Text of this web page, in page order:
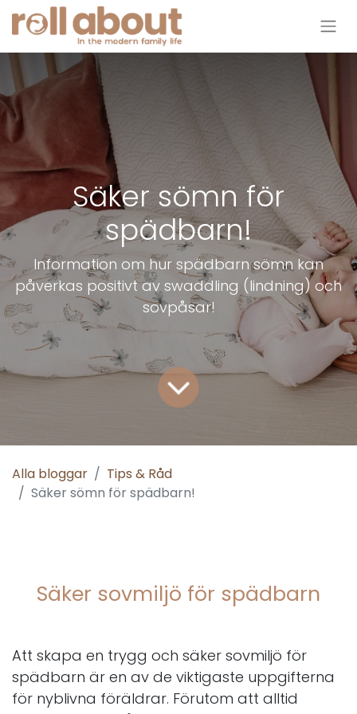
Säker sömn för
spädbarn!
Information om hur spädbarn sömn kan
påverkas positivt av swaddling (lindning) och
sovpåsar!
Alla bloggar
Tips & Råd
Säker sömn för spädbarn!
Säker sovmiljö för spädbarn
Att skapa en trygg och säker sovmiljö för
spädbarn är en av de viktigaste uppgifterna
för nyblivna föräldrar. Förutom att alltid